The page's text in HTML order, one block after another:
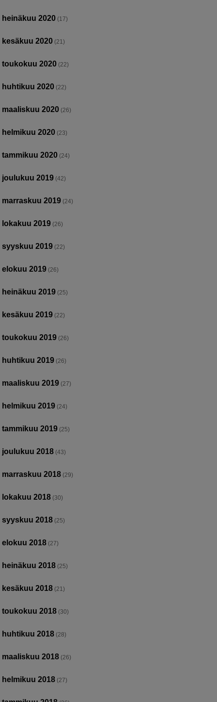
heinäkuu 2020 (17)
kesäkuu 2020 (21)
toukokuu 2020 (22)
huhtikuu 2020 (22)
maaliskuu 2020 (26)
helmikuu 2020 (23)
tammikuu 2020 (24)
joulukuu 2019 (42)
marraskuu 2019 (24)
lokakuu 2019 (26)
syyskuu 2019 (22)
elokuu 2019 (26)
heinäkuu 2019 (25)
kesäkuu 2019 (22)
toukokuu 2019 (26)
huhtikuu 2019 (26)
maaliskuu 2019 (27)
helmikuu 2019 (24)
tammikuu 2019 (25)
joulukuu 2018 (43)
marraskuu 2018 (29)
lokakuu 2018 (30)
syyskuu 2018 (25)
elokuu 2018 (27)
heinäkuu 2018 (25)
kesäkuu 2018 (21)
toukokuu 2018 (30)
huhtikuu 2018 (28)
maaliskuu 2018 (26)
helmikuu 2018 (27)